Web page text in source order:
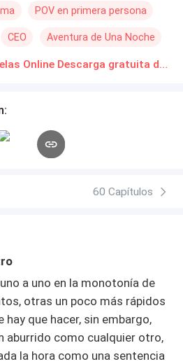
que hizo soñar a Aina por una
corazón remendado, no sabe si
no solo en un hombre,
pasado y los problemas del
POV en primera persona
CEO Aventura de Una Noche
Patrones del amor Novelas Online Descarga gratuita de PDF
60 Capítulos
a uno en la monotonía de
otras un poco más rápidos
que hacer, sin embargo,
aburrido como cualquier otro,
la hora como una sentencia